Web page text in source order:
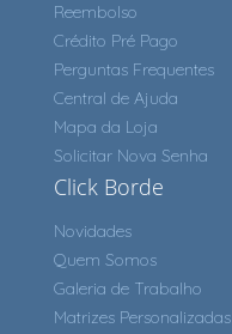
Reembolso
Crédito Pré Pago
Perguntas Frequentes
Central de Ajuda
Mapa da Loja
Solicitar Nova Senha
Click Borde
Novidades
Quem Somos
Galeria de Trabalho
Matrizes Personalizadas